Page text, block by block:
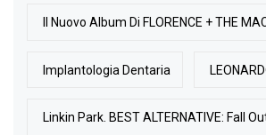
Il Nuovo Album Di FLORENCE + THE
Implantologia Dentaria
Linkin Park. BEST ALTERNATIVE: Fall